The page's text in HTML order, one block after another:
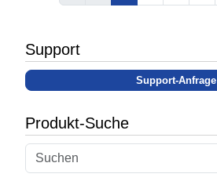
Support
Support-Anfrage
Produkt-Suche